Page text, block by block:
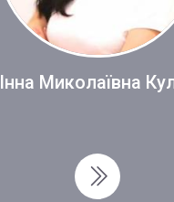
Інна Миколаївна